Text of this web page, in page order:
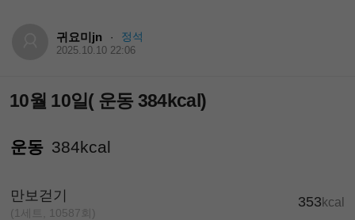
귀요미jn · 정석
2025.10.10 22:06
10월 10일( 운동 384kcal)
운동 384kcal
만보걷기
(1세트, 10587회)
353 kcal